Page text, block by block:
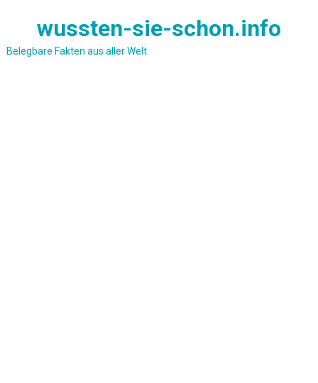
wussten-sie-schon.info
Belegbare Fakten aus aller Welt